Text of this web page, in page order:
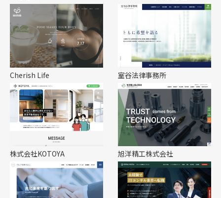
Cherish Life 室谷法律事務所
株式会社KOTOYA 旭洋精工株式会社